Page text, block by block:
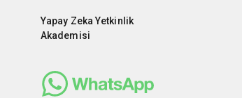
Yapay Zeka Yetkinlik
Akademisi